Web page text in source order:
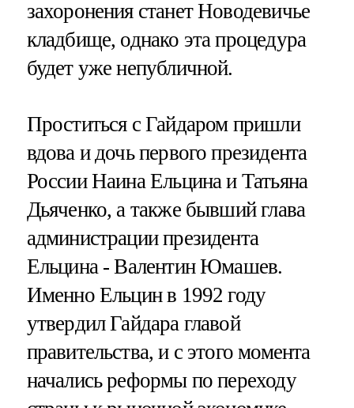
захоронения станет Новодевичье
кладбище, однако эта процедура
будет уже непубличной.
Проститься с Гайдаром пришли
вдова и дочь первого президента
России Наина Ельцина и Татьяна
Дьяченко, а также бывший глава
администрации президента
Ельцина - Валентин Юмашев.
Именно Ельцин в 1992 году
утвердил Гайдара главой
правительства, и с этого момента
начались реформы по переходу